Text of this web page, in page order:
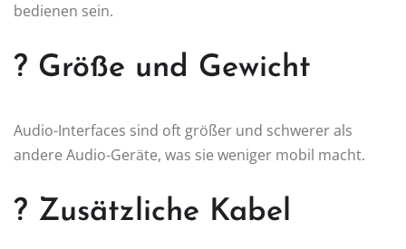
bedienen sein.
? Größe und Gewicht
Audio-Interfaces sind oft größer und schwerer als
andere Audio-Geräte, was sie weniger mobil macht.
? Zusätzliche Kabel